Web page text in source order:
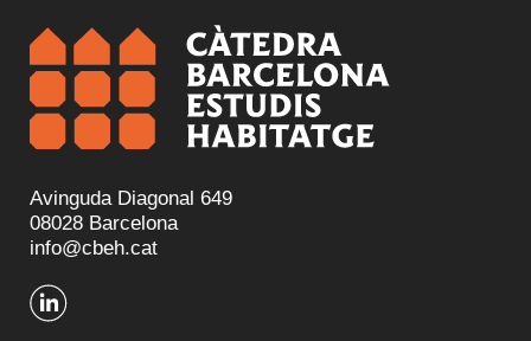
Avinguda Diagonal 649
08028 Barcelona
info@cbeh.cat